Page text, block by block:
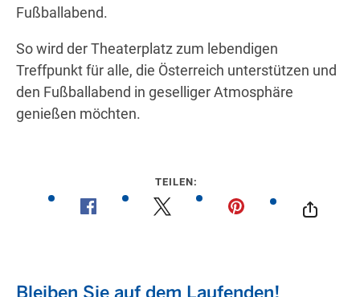
Fußballabend.
So wird der Theaterplatz zum lebendigen
Treffpunkt für alle, die Österreich unterstützen und
den Fußballabend in geselliger Atmosphäre
genießen möchten.
TEILEN: